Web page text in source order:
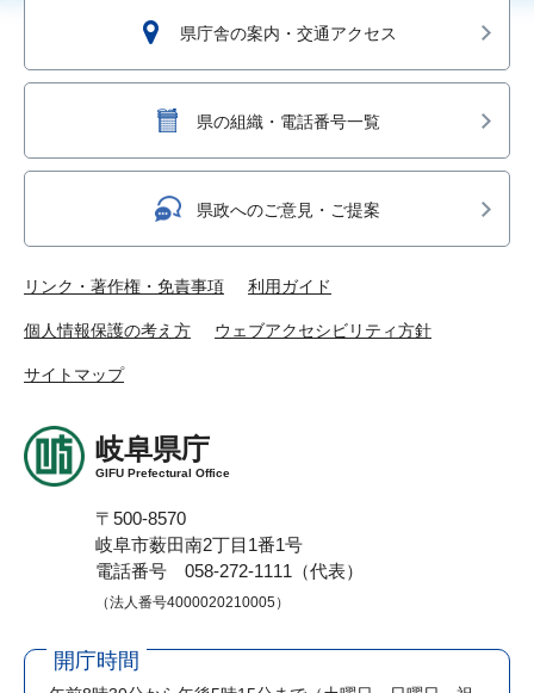
県庁舎の案内・交通アクセス
県の組織・電話番号一覧
県政へのご意見・ご提案
リンク・著作権・免責事項 利用ガイド
個人情報保護の考え方 ウェブアクセシビリティ方針
サイトマップ
岐阜県庁
GIFU Prefectural Office
〒500-8570
岐阜市薮田南2丁目1番1号
電話番号 058-272-1111（代表）
（法人番号4000020210005）
開庁時間